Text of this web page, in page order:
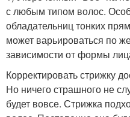
с любым типом волос.
обладательниц тонких
может варьироваться по
зависимости от формы
Корректировать стрижку
Но ничего страшного не
будет вовсе. Стрижка